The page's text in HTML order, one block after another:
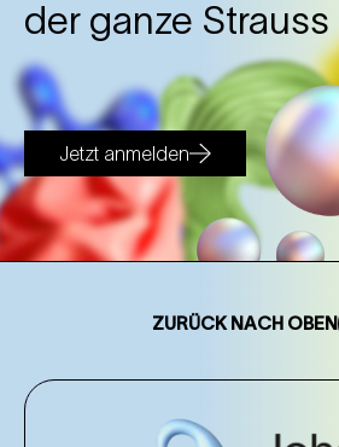
der ganze Strauss
Jetzt anmelden
ZURÜCK NACH OBEN